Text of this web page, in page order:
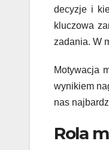
decyzje i
kluczowa
zadania. W
Motywacja
wynikiem
nas
Rola